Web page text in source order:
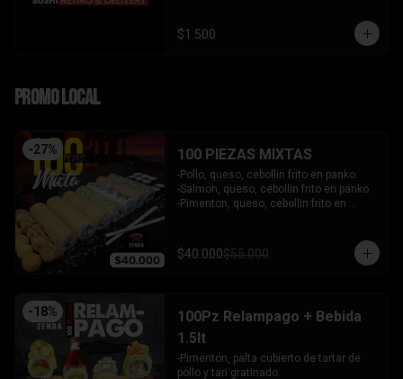
$1.500
PROMO LOCAL
-27% 100 PIEZAS MIXTAS
-Pollo, queso, cebollin frito en panko.
-Salmon, queso, cebollin frito en panko.
-Pimenton, queso, cebollin frito en
-Camaron furai, queso, cebollin
envuelto en palta.
salmon.
-Hosomaki de kanikama.
- 5 Gyosas fritas + 5 bolitas de queso.
INCLUYE: 6 SALSAS - 5 PALITOS
$40.000$55.000
-18%
100Pz Relampago + Bebida
1.5lt
-Pimenton, palta cubierto de tartar de
pollo y tari gratinado.